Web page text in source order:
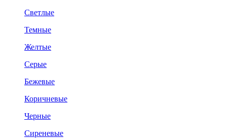
Светлые
Темные
Желтые
Серые
Бежевые
Коричневые
Черные
Сиреневые